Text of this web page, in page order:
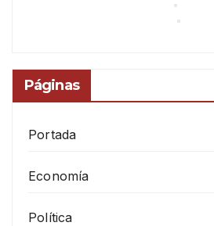
Páginas
Portada
Economía
Política